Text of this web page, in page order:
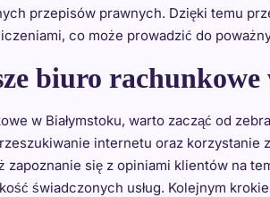
przepisów prawnych. Dzięki temu
co może prowadzić do
biuro rachunkowe
w Białymstoku, warto zacząć od
internetu oraz korzystanie
zapoznanie się z opiniami klientów na
świadczonych usług. Kolejnym